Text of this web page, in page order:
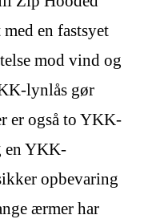
en fastsyet
mod vind og
lynlås gør
er også to YKK-
en YKK-
opbevaring
ærmer har